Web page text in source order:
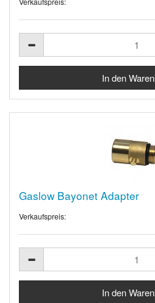
Gaslow Bayonet Adapter
Verkaufspreis: